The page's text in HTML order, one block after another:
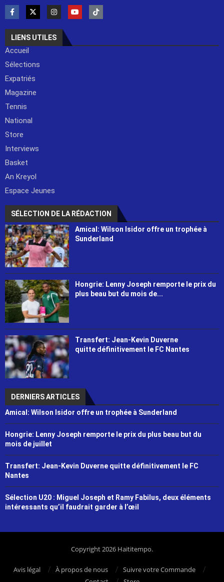
LIENS UTILES
Accueil
Sélections
Expatriés
Magazine
Tennis
National
Store
Interviews
Basket
An Kreyol
Espace Jeunes
SÉLECTION DE LA RÉDACTION
Amical: Wilson Isidor offre un trophée à
Sunderland
Hongrie: Lenny Joseph remporte le prix du
plus beau but du mois de...
Transfert: Jean-Kevin Duverne
quitte définitivement le FC Nantes
DERNIERS ARTICLES
Amical: Wilson Isidor offre un trophée à Sunderland
Hongrie: Lenny Joseph remporte le prix du plus beau but du
mois de juillet
Transfert: Jean-Kevin Duverne quitte définitivement le FC
Nantes
Sélection U20 : Miguel Joseph et Ramy Fabilus, deux éléments
intéressants qu’il faudrait garder à l’œil
Copyright 2026 Haititempo.
Avis légal À propos de nous
Suivre votre Commande